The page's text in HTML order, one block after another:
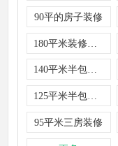
90平的房子装修
140平米半包装修
125平米半包装修
95平米三房装修